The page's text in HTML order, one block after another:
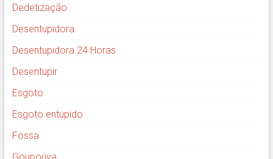
Dedetização
Desentupidora
Desentupidora 24 Horas
Desentupir
Esgoto
Esgoto entupido
Fossa